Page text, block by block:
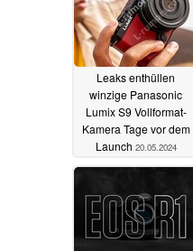
Leaks enthüllen
winzige Panasonic
Lumix S9 Vollformat-
Kamera Tage vor dem
Launch 20.05.2024